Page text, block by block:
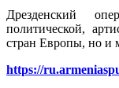
Дрезденский
политической,
стран Европы, но и
https://